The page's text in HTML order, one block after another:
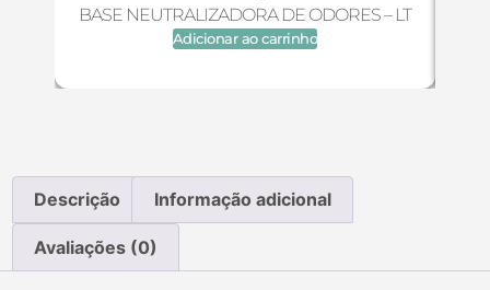
BASE NEUTRALIZADORA DE ODORES – LT
Adicionar ao carrinho
Descrição Informação adicional
Avaliações (0)